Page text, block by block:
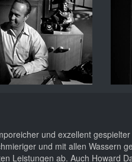
und exzellent
und mit allen Wassern
Leistungen ab. Auch Howard